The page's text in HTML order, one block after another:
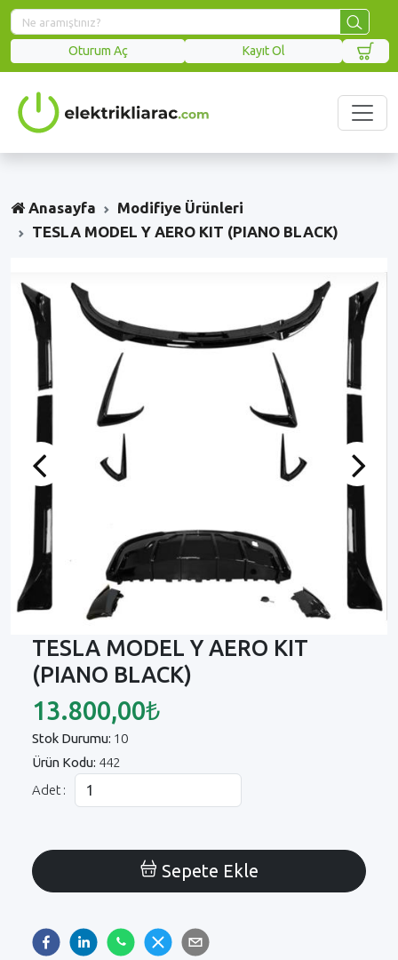
Oturum Aç Kayıt Ol
Anasayfa
Modifiye Ürünleri
TESLA MODEL Y AERO KIT (PIANO BLACK)
Previous Next
TESLA MODEL Y AERO KIT
(PIANO BLACK)
13.800,00₺
Stok Durumu: 10
Ürün Kodu: 442
Adet :
Sepete Ekle